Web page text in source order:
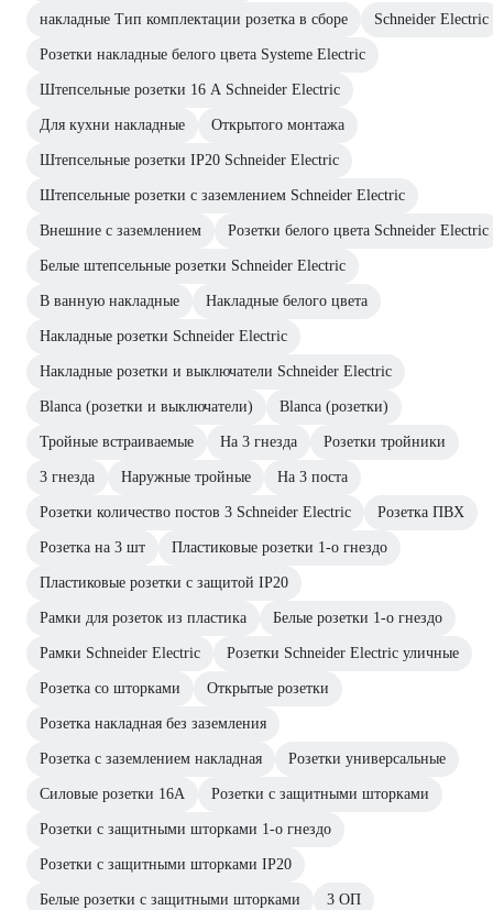
накладные Тип комплектации розетка в сборе Schneider Electric
Розетки накладные белого цвета Systeme Electric
Штепсельные розетки 16 А Schneider Electric
Для кухни накладные Открытого монтажа
Штепсельные розетки IP20 Schneider Electric
Штепсельные розетки с заземлением Schneider Electric
Внешние с заземлением Розетки белого цвета Schneider Electric
Белые штепсельные розетки Schneider Electric
В ванную накладные Накладные белого цвета
Накладные розетки Schneider Electric
Накладные розетки и выключатели Schneider Electric
Blanca (розетки и выключатели) Blanca (розетки)
Тройные встраиваемые На 3 гнезда Розетки тройники
3 гнезда Наружные тройные На 3 поста
Розетки количество постов 3 Schneider Electric Розетка ПВХ
Розетка на 3 шт Пластиковые розетки 1-о гнездо
Пластиковые розетки с защитой IP20
Рамки для розеток из пластика Белые розетки 1-о гнездо
Рамки Schneider Electric Розетки Schneider Electric уличные
Розетка со шторками Открытые розетки
Розетка накладная без заземления
Розетка с заземлением накладная Розетки универсальные
Силовые розетки 16А Розетки с защитными шторками
Розетки с защитными шторками 1-о гнездо
Розетки с защитными шторками IP20
Белые розетки с защитными шторками 3 ОП